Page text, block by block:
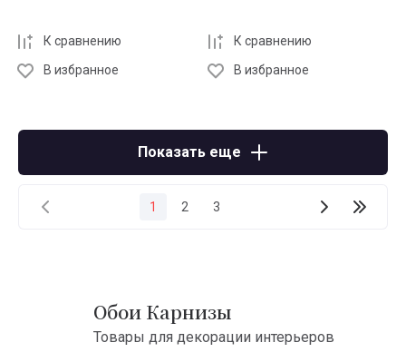
К сравнению
В избранное
К сравнению
В избранное
Показать еще
1 2 3
Обои Карнизы
Товары для декорации интерьеров